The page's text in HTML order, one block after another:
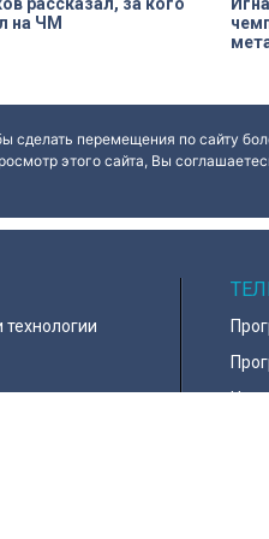
рассказал, за кого
на ЧМ
перемещения по сайту
этого сайта, Вы
технологии